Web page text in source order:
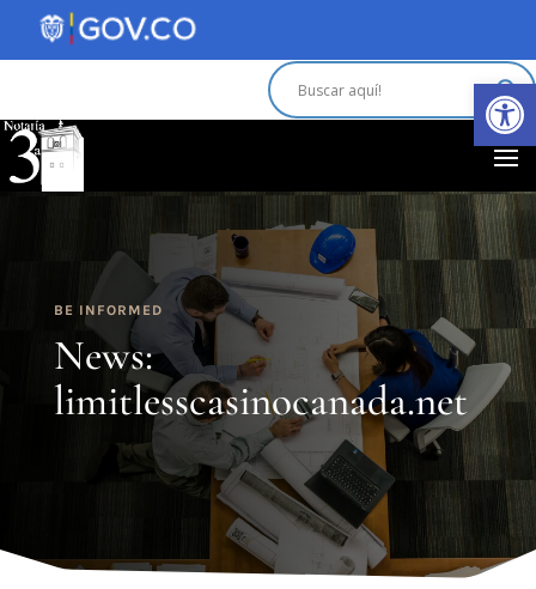
Abrir
BE INFORMED
News:
limitlesscasinocanada.net